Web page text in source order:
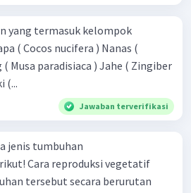
yang termasuk kelompok
(...
Jawaban terverifikasi
jenis tumbuhan
vegetatif
tersebut secara berurutan